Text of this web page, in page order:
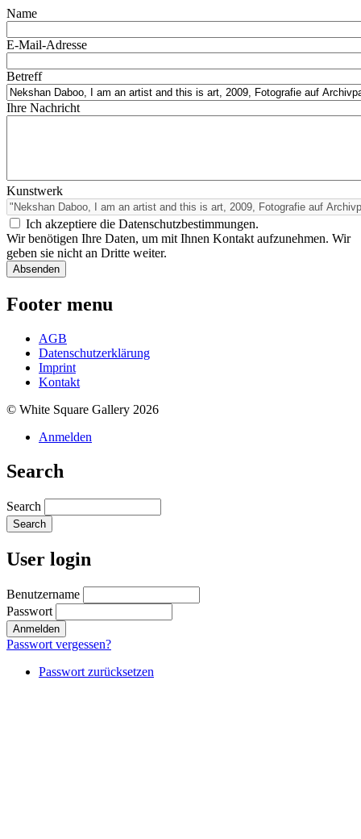
Name
E-Mail-Adresse
Betreff
Ihre Nachricht
Kunstwerk
Ich akzeptiere die Datenschutzbestimmungen.
Wir benötigen Ihre Daten, um mit Ihnen Kontakt aufzunehmen. Wir
geben sie nicht an Dritte weiter.
Footer menu
AGB
Datenschutzerklärung
Imprint
Kontakt
© White Square Gallery 2026
Anmelden
Search
Search
User login
Benutzername
Passwort
Passwort vergessen?
Passwort zurücksetzen